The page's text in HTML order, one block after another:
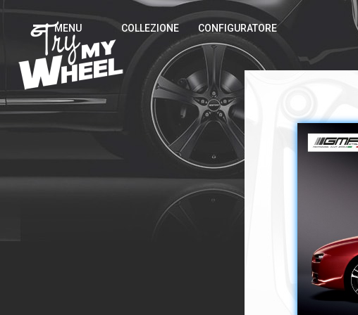
MENU COLLEZIONE CONFIGURATORE